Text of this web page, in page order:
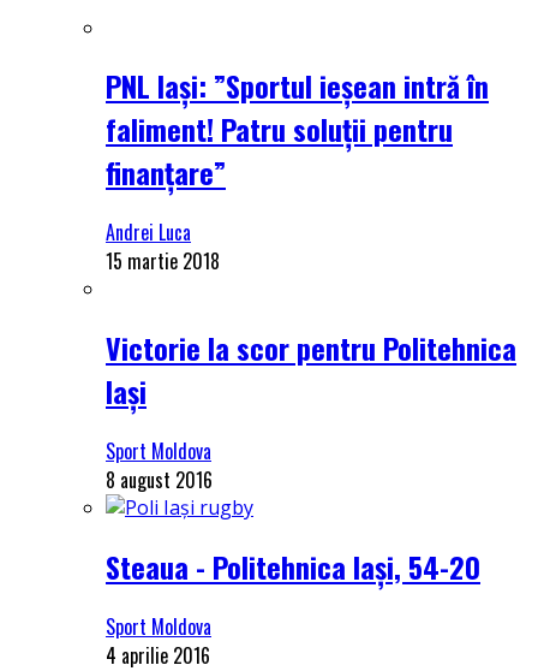
PNL Iași: ”Sportul ieșean intră în
faliment! Patru soluții pentru
finanțare”
Andrei Luca
15 martie 2018
Victorie la scor pentru Politehnica
Iași
Sport Moldova
8 august 2016
Steaua - Politehnica Iași, 54-20
Sport Moldova
4 aprilie 2016